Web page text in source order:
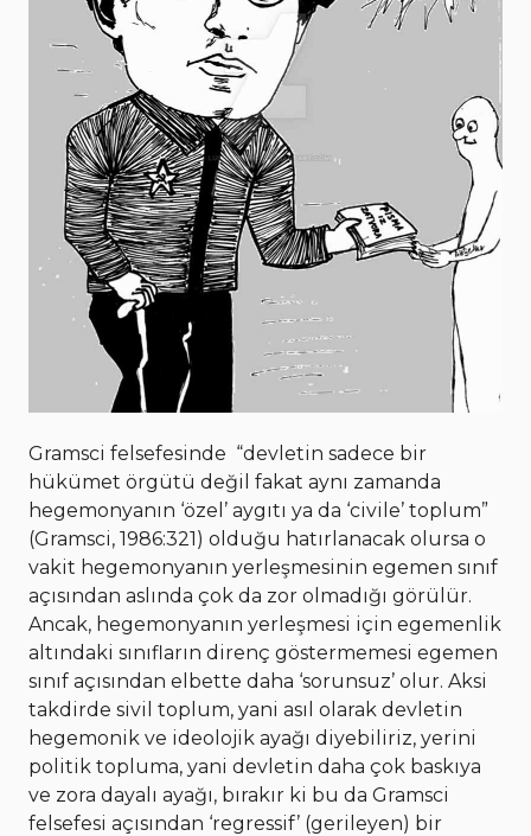
Gramsci felsefesinde “devletin sadece bir
hükümet örgütü değil fakat aynı zamanda
hegemonyanın ‘özel’ aygıtı ya da ‘civile’ toplum”
(Gramsci, 1986:321) olduğu hatırlanacak olursa o
vakit hegemonyanın yerleşmesinin egemen sınıf
açısından aslında çok da zor olmadığı görülür.
Ancak, hegemonyanın yerleşmesi için egemenlik
altındaki sınıfların direnç göstermemesi egemen
sınıf açısından elbette daha ‘sorunsuz’ olur. Aksi
takdirde sivil toplum, yani asıl olarak devletin
hegemonik ve ideolojik ayağı diyebiliriz, yerini
politik topluma, yani devletin daha çok baskıya
ve zora dayalı ayağı, bırakır ki bu da Gramsci
felsefesi açısından ‘regressif’ (gerileyen) bir